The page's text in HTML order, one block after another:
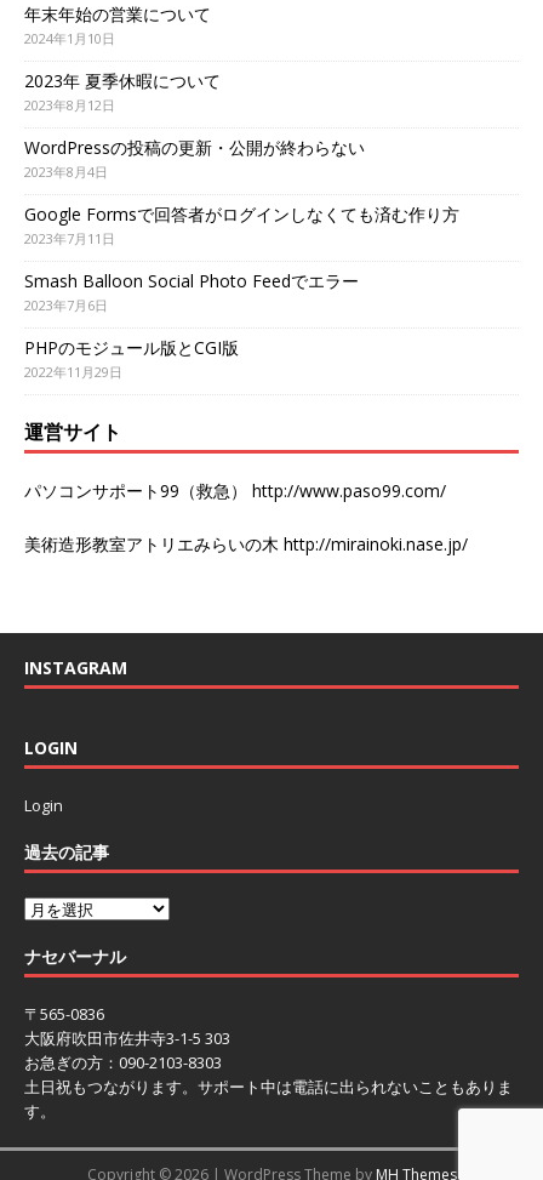
年末年始の営業について
2024年1月10日
2023年 夏季休暇について
2023年8月12日
WordPressの投稿の更新・公開が終わらない
2023年8月4日
Google Formsで回答者がログインしなくても済む作り方
2023年7月11日
Smash Balloon Social Photo Feedでエラー
2023年7月6日
PHPのモジュール版とCGI版
2022年11月29日
運営サイト
パソコンサポート99（救急） http://www.paso99.com/
美術造形教室アトリエみらいの木 http://mirainoki.nase.jp/
INSTAGRAM
LOGIN
Login
過去の記事
ナセバーナル
〒565-0836
大阪府吹田市佐井寺3-1-5 303
お急ぎの方：090-2103-8303
土日祝もつながります。サポート中は電話に出られないこともありま
す。
Copyright © 2026 | WordPress Theme by MH Themes